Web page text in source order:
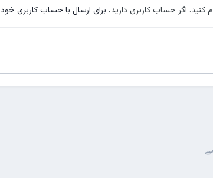
کنید. اگر حساب کاربری دارید، برای ارسال با حساب کاربری